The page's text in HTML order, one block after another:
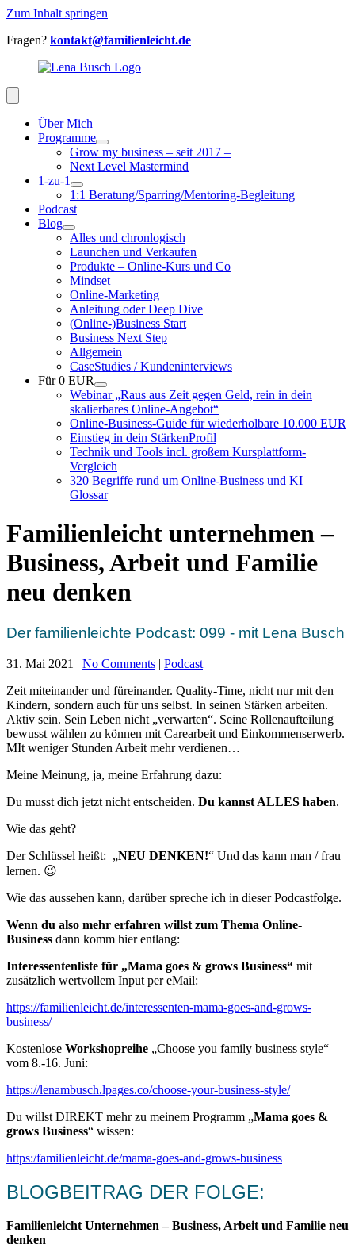
Zum Inhalt springen
Fragen? kontakt@familienleicht.de
Über Mich
Programme
Grow my business – seit 2017 –
Next Level Mastermind
1-zu-1
1:1 Beratung/Sparring/Mentoring-Begleitung
Podcast
Blog
Alles und chronlogisch
Launchen und Verkaufen
Produkte – Online-Kurs und Co
Mindset
Online-Marketing
Anleitung oder Deep Dive
(Online-)Business Start
Business Next Step
Allgemein
CaseStudies / Kundeninterviews
Für 0 EUR
Webinar „Raus aus Zeit gegen Geld, rein in dein
skalierbares Online-Angebot“
Online-Business-Guide für wiederholbare 10.000 EUR
Einstieg in dein StärkenProfil
Technik und Tools incl. großem Kursplattform-
Vergleich
320 Begriffe rund um Online-Business und KI –
Glossar
Familienleicht unternehmen –
Business, Arbeit und Familie
neu denken
Der familienleichte Podcast: 099 - mit Lena Busch
31. Mai 2021 | No Comments | Podcast
Zeit miteinander und füreinander. Quality-Time, nicht nur mit den
Kindern, sondern auch für uns selbst. In seinen Stärken arbeiten.
Aktiv sein. Sein Leben nicht „verwarten“. Seine Rollenaufteilung
bewusst wählen zu können mit Carearbeit und Einkommenserwerb.
MIt weniger Stunden Arbeit mehr verdienen…
Meine Meinung, ja, meine Erfahrung dazu:
Du musst dich jetzt nicht entscheiden. Du kannst ALLES haben.
Wie das geht?
Der Schlüssel heißt: „NEU DENKEN!“ Und das kann man / frau
lernen. 😉
Wie das aussehen kann, darüber spreche ich in dieser Podcastfolge.
Wenn du also mehr erfahren willst zum Thema Online-
Business dann komm hier entlang:
Interessentenliste für „Mama goes & grows Business“ mit
zusätzlich wertvollem Input per eMail:
https://familienleicht.de/interessenten-mama-goes-and-grows-
business/
Kostenlose Workshopreihe „Choose you family business style“
vom 8.-16. Juni:
https://lenambusch.lpages.co/choose-your-business-style/
Du willst DIREKT mehr zu meinem Programm „Mama goes &
grows Business“ wissen:
https:/familienleicht.de/mama-goes-and-grows-business
BLOGBEITRAG DER FOLGE:
Familienleicht Unternehmen – Business, Arbeit und Familie neu
denken